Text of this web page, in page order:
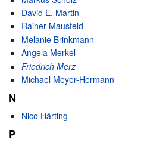
David E. Martin
Rainer Mausfeld
Melanie Brinkmann
Angela Merkel
Friedrich Merz
Michael Meyer-Hermann
N
Nico Härting
P